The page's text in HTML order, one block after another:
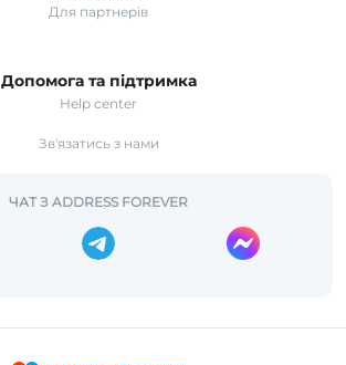
Для партнерів
Допомога та підтримка
Help center
Зв'язатись з нами
ЧАТ З ADDRESS FOREVER